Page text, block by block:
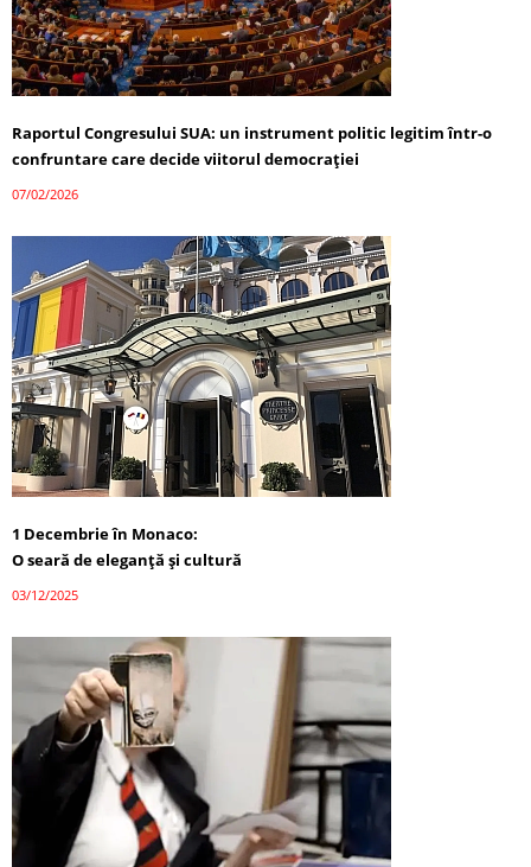
Raportul Congresului SUA: un instrument politic legitim într-o
confruntare care decide viitorul democrației
07/02/2026
1 Decembrie în Monaco:
O seară de eleganță și cultură
03/12/2025